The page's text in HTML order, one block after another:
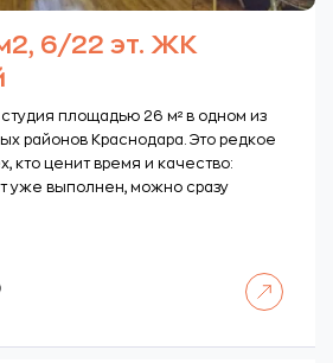
6/22 эт. ЖК
площадью 26 м² в одном из
районов Краснодара. Это редкое
кто ценит время и качество:
уже выполнен, можно сразу